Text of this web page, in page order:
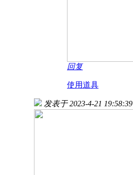
回复
使用道具
发表于 2023-4-21 19:58:39